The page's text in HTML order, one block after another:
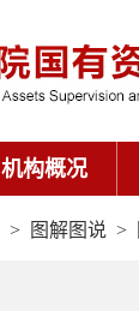
机构概况
> 图解图说 >